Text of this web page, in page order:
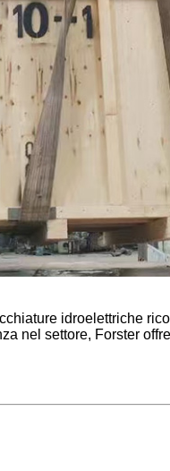
idroelettriche
nel settore, Forster